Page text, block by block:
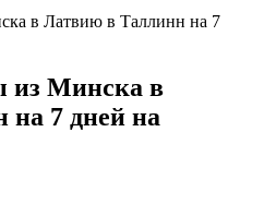
из Минска в
7 дней на